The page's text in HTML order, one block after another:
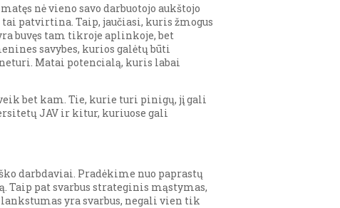
nė vieno savo darbuotojo aukštojo
patvirtina. Taip, jaučiasi, kuris žmogus
buvęs tam tikroje aplinkoje, bet
savybes, kurios galėtų būti
Matai potencialą, kuris labai
bet kam. Tie, kurie turi pinigų, jį gali
JAV ir kitur, kuriuose gali
darbdaviai. Pradėkime nuo paprastų
Taip pat svarbus strateginis mąstymas,
yra svarbus, negali vien tik